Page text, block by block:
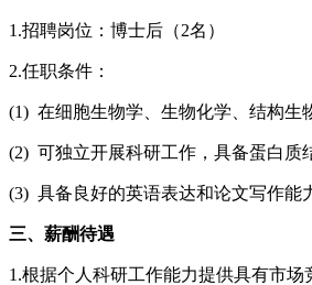
1.招聘岗位：博士后（2名）
2.任职条件：
(1) 在细胞生物学、生物化学、结构生
(2) 可独立开展科研工作，具备蛋白质
(3) 具备良好的英语表达和论文写作能
三、薪酬待遇
1.根据个人科研工作能力提供具有市